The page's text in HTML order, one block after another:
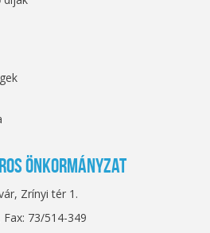
Önkormányzat
Zrínyi tér 1.
73/514-349